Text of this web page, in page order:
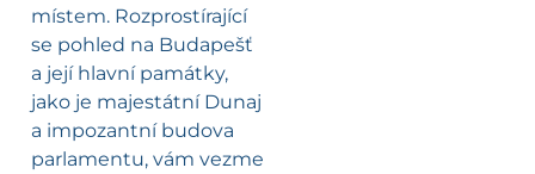
místem. Rozprostírající
se pohled na Budapešť
a její hlavní památky,
jako je majestátní Dunaj
a impozantní budova
parlamentu, vám vezme